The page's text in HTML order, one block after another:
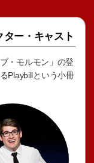
ー・キャスト
・モルモン」の登
Playbillという小冊